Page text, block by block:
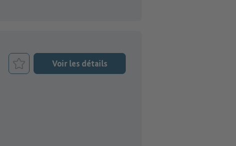
Retenir le job
Voir les détails